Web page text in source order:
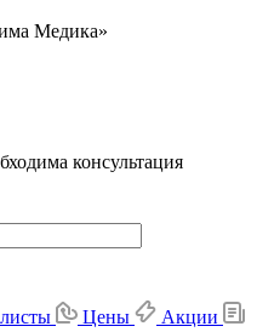
Медика»
консультация
Цены
Акции